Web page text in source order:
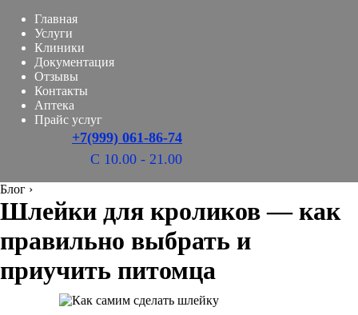
Главная
Услуги
Клиники
Документация
Отзывы
Контакты
Аптека
Прайс услуг
+7(999) 061-86-74
С 10.00 - 21.00
Блог ›
Шлейки для кроликов — как
правильно выбрать и
приучить питомца